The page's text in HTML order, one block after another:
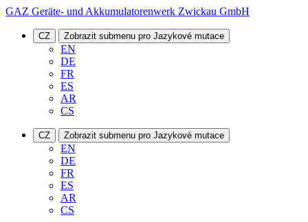
GAZ Geräte- und Akkumulatorenwerk Zwickau GmbH
CZ Zobrazit submenu pro Jazykové mutace
EN
DE
FR
ES
AR
CS
CZ Zobrazit submenu pro Jazykové mutace
EN
DE
FR
ES
AR
CS